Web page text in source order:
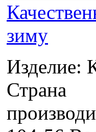
зиму
Изделие:
Страна